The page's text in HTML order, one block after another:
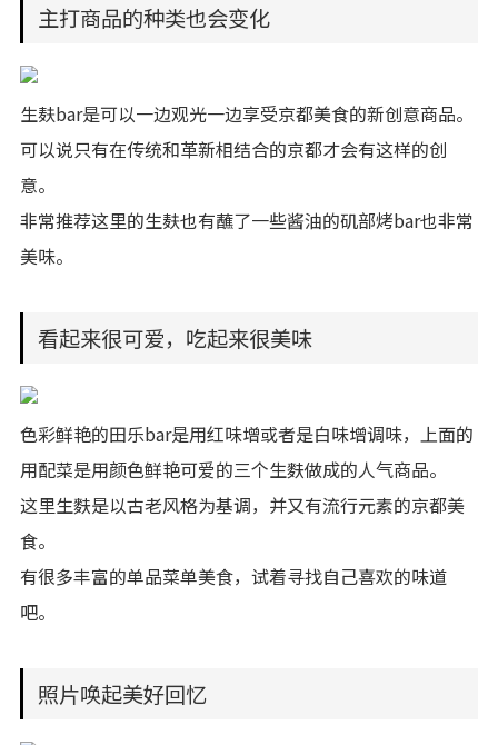
主打商品的种类也会变化
生麸bar是可以一边观光一边享受京都美食的新创意商品。
可以说只有在传统和革新相结合的京都才会有这样的创
意。
非常推荐这里的生麸也有蘸了一些酱油的矶部烤bar也非常
美味。
看起来很可爱，吃起来很美味
色彩鲜艳的田乐bar是用红味增或者是白味增调味，上面的
用配菜是用颜色鲜艳可爱的三个生麩做成的人气商品。
这里生麩是以古老风格为基调，并又有流行元素的京都美
食。
有很多丰富的单品菜单美食，试着寻找自己喜欢的味道
吧。
照片唤起美好回忆